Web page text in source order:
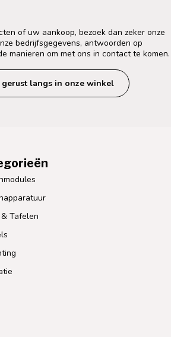
of uw aankoop, bezoek dan zeker onze
bedrijfsgegevens, antwoorden op
manieren om met ons in contact te komen.
gerust langs in onze winkel
Tafelen